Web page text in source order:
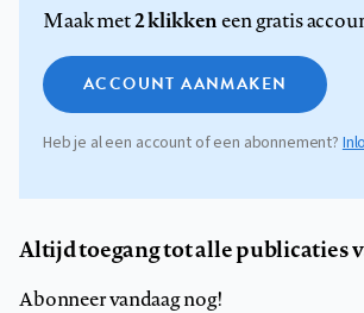
Maak met2 klikkeneen gratis
ACCOUNT AANMAKEN
Heb je al een account of een abonnement?
Altijd toegang tot alle publicaties
Abonneer vandaag nog!